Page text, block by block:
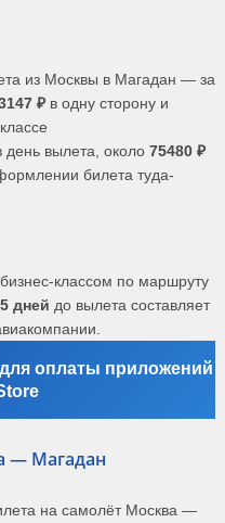
из Москвы в Магадан — за
₽ в одну сторону и
вылета, около 75480 ₽
билета туда-
классом по маршруту
дней до вылета составляет
оплаты приложений
— Магадан
на самолёт Москва —